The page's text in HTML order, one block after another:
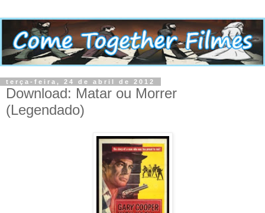
terça-feira, 24 de abril de 2012
Download: Matar ou Morrer
(Legendado)